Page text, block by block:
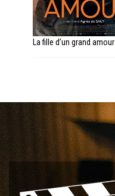
La fille d’un grand amour